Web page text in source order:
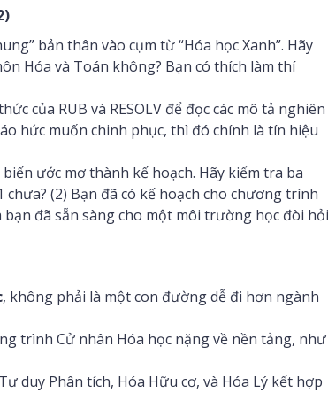
bản thân vào cụm từ “Hóa học Xanh”. Hãy
Hóa và Toán không? Bạn có thích làm thí
của RUB và RESOLV để đọc các mô tả nghiên
hức muốn chinh phục, thì đó chính là tín hiệu
ước mơ thành kế hoạch. Hãy kiểm tra ba
(2) Bạn đã có kế hoạch cho chương trình
đã sẵn sàng cho một môi trường học đòi hỏi
, không phải là một con đường dễ đi hơn ngành
trình Cử nhân Hóa học nặng về nền tảng, như
duy Phân tích, Hóa Hữu cơ, và Hóa Lý kết hợp